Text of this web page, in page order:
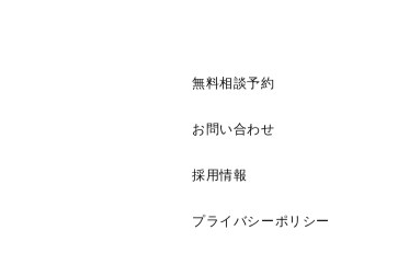
無料相談予約
お問い合わせ
採用情報
プライバシーポリシー